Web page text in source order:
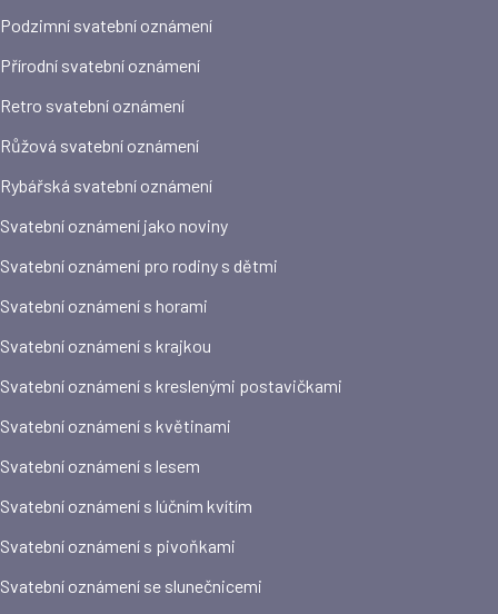
Podzimní svatební oznámení
Přírodní svatební oznámení
Retro svatební oznámení
Růžová svatební oznámení
Rybářská svatební oznámení
Svatební oznámení jako noviny
Svatební oznámení pro rodiny s dětmi
Svatební oznámení s horami
Svatební oznámení s krajkou
Svatební oznámení s kreslenými postavičkami
Svatební oznámení s květinami
Svatební oznámení s lesem
Svatební oznámení s lúčním kvítím
Svatební oznámení s pivoňkami
Svatební oznámení se slunečnicemi